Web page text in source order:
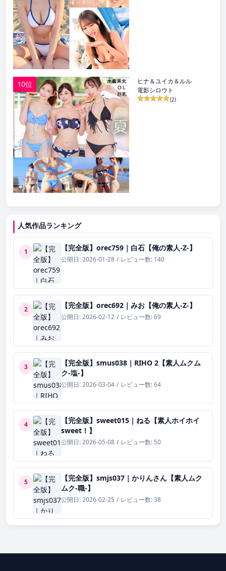
10位
ヒナ＆ユイカ＆ルル
電影シロウト
(2)
人気作品ランキング
1 【完全版】orec759｜白石【俺の素人-Z-】
公開日: 2026-01-28 / レビュー数: 140
2 【完全版】orec692｜みお【俺の素人-Z-】
公開日: 2026-02-12 / レビュー数: 69
3
【完全版】smus038｜RIHO 2【素人ムクム
ク-塩-】
公開日: 2026-03-04 / レビュー数: 64
4
【完全版】sweet015｜ねる【素人ホイホイ
sweet！】
公開日: 2026-05-08 / レビュー数: 50
5
【完全版】smjs037｜かりんさん【素人ムク
ムク-職-】
公開日: 2026-02-25 / レビュー数: 38